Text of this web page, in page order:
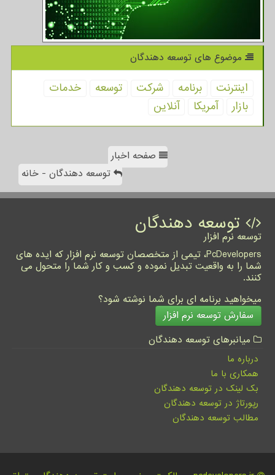
موضوع های توسعه دهندگان
اینترنت برنامه شركت توسعه
خدمات
بازار
آمریكا آنلاین
صفحه اخبار
توسعه دهندگان - خانه
توسعه دهندگان
توسعه نرم افزار
PcDevelopers، تیمی از متخصصان توسعه نرم افزار که ایده های
شما را به واقعیت تبدیل نموده و کسب و کار شما را متحول می
کنند.
میخواهید برنامه ای برای شما نوشته شود؟
سفارش توسعه نرم افزار
میانبرهای توسعه دهندگان
درباره ما
همکاری با ما
بک لینک در توسعه دهندگان
رپورتاژ در توسعه دهندگان
مطالب توسعه دهندگان